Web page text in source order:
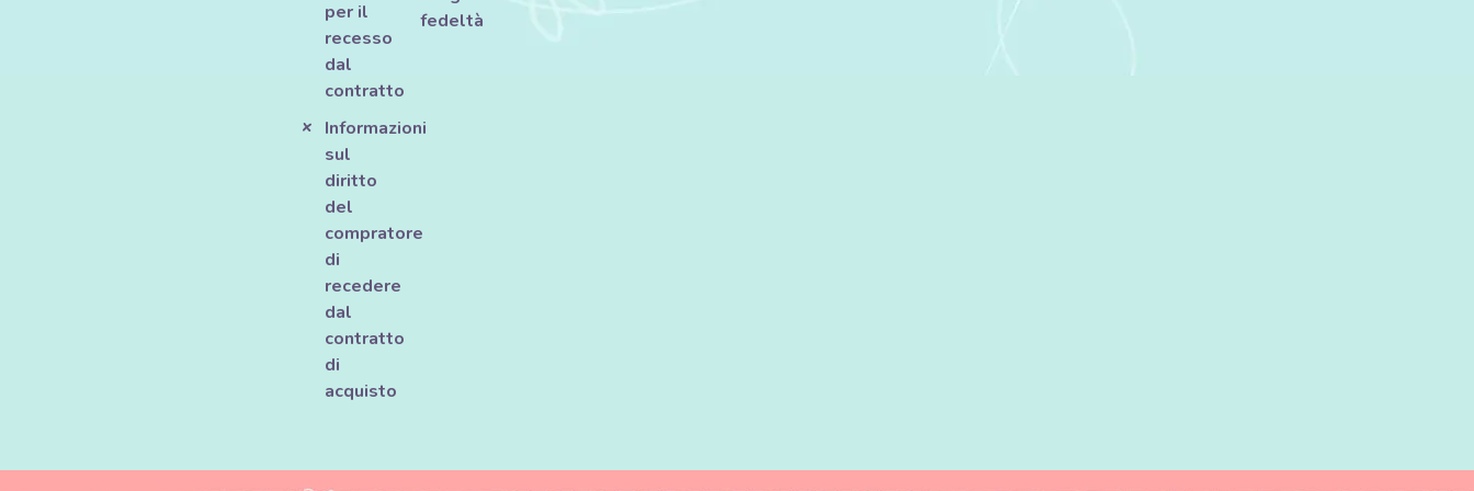
per il
recesso
dal
contratto
Informazioni
sul
diritto
del
compratore
di
recedere
dal
contratto
di
acquisto
fedeltà